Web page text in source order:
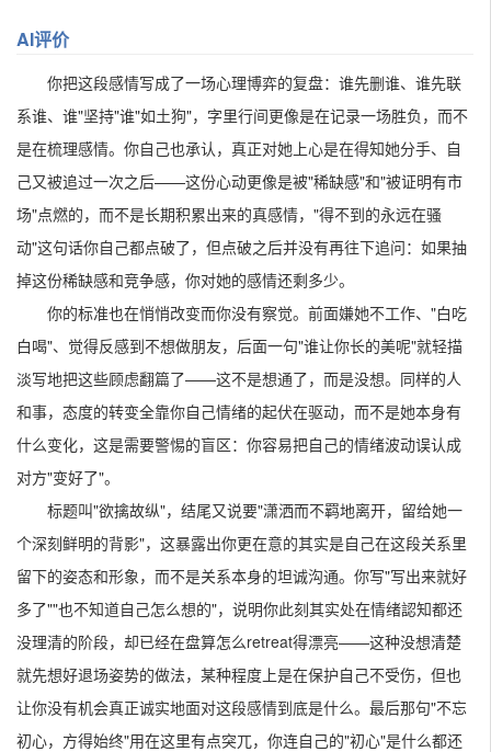
AI评价
你把这段感情写成了一场心理博弈的复盘：谁先删谁、谁先联
系谁、谁"坚持"谁"如土狗"，字里行间更像是在记录一场胜负，而不
是在梳理感情。你自己也承认，真正对她上心是在得知她分手、自
己又被追过一次之后——这份心动更像是被"稀缺感"和"被证明有市
场"点燃的，而不是长期积累出来的真感情，"得不到的永远在骚
动"这句话你自己都点破了，但点破之后并没有再往下追问：如果抽
掉这份稀缺感和竞争感，你对她的感情还剩多少。
你的标准也在悄悄改变而你没有察觉。前面嫌她不工作、"白吃
白喝"、觉得反感到不想做朋友，后面一句"谁让你长的美呢"就轻描
淡写地把这些顾虑翻篇了——这不是想通了，而是没想。同样的人
和事，态度的转变全靠你自己情绪的起伏在驱动，而不是她本身有
什么变化，这是需要警惕的盲区：你容易把自己的情绪波动误认成
对方"变好了"。
标题叫"欲擒故纵"，结尾又说要"潇洒而不羁地离开，留给她一
个深刻鲜明的背影"，这暴露出你更在意的其实是自己在这段关系里
留下的姿态和形象，而不是关系本身的坦诚沟通。你写"写出来就好
多了""也不知道自己怎么想的"，说明你此刻其实处在情绪認知都还
没理清的阶段，却已经在盘算怎么retreat得漂亮——这种没想清楚
就先想好退场姿势的做法，某种程度上是在保护自己不受伤，但也
让你没有机会真正诚实地面对这段感情到底是什么。最后那句"不忘
初心，方得始终"用在这里有点突兀，你连自己的"初心"是什么都还